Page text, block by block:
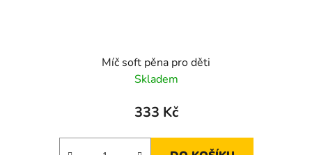
Míč soft pěna pro děti
Skladem
333 Kč